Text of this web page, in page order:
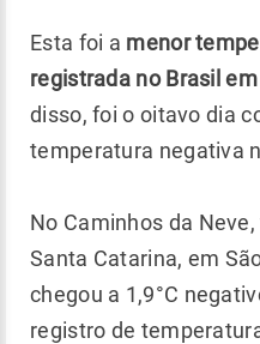
Esta foi a menor
registrada no Brasil
disso, foi o oitavo dia
temperatura negativa
No Caminhos da
Santa Catarina, em
chegou a 1,9°C
registro de